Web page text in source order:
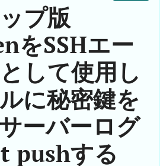
プ版
をSSHエー
して使用し
に秘密鍵を
ーバーログ
pushする